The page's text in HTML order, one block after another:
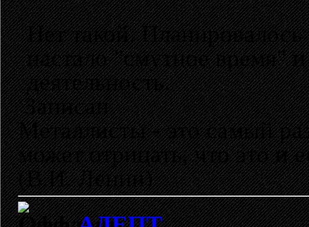
Нет такой.
настало "смутное время"
деятельность.
Записан
Металлисты - это самый
может отрицать, что это и
(В.И. Ленин)